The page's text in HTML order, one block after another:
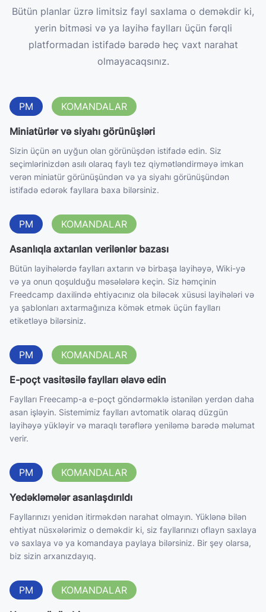
Bütün planlar üzrə limitsiz fayl saxlama o deməkdir ki,
yerin bitməsi və ya layihə faylları üçün fərqli
platformadan istifadə barədə heç vaxt narahat
olmayacaqsınız.
PM KOMANDALAR
Miniatürlər və siyahı görünüşləri
Sizin üçün ən uyğun olan görünüşdən istifadə edin. Siz
seçimlərinizdən asılı olaraq faylı tez qiymətləndirməyə imkan
verən miniatür görünüşündən və ya siyahı görünüşündən
istifadə edərək fayllara baxa bilərsiniz.
PM KOMANDALAR
Asanlıqla axtarılan verilənlər bazası
Bütün layihələrdə faylları axtarın və birbaşa layihəyə, Wiki-yə
və ya onun qoşulduğu məsələlərə keçin. Siz həmçinin
Freedcamp daxilində ehtiyacınız ola biləcək xüsusi layihələri və
ya şablonları axtarmağınıza kömək etmək üçün faylları
etiketləyə bilərsiniz.
PM KOMANDALAR
E-poçt vasitəsilə faylları əlavə edin
Faylları Freecamp-a e-poçt göndərməklə istənilən yerdən daha
asan işləyin. Sistemimiz faylları avtomatik olaraq düzgün
layihəyə yükləyir və maraqlı tərəflərə yeniləmə barədə məlumat
verir.
PM KOMANDALAR
Yedəkləmələr asanlaşdırıldı
Fayllarınızı yenidən itirməkdən narahat olmayın. Yüklənə bilən
ehtiyat nüsxələrimiz o deməkdir ki, siz fayllarınızı oflayn saxlaya
və saxlaya və ya komandaya paylaya bilərsiniz. Bir şey olarsa,
biz sizin arxanızdayıq.
PM KOMANDALAR